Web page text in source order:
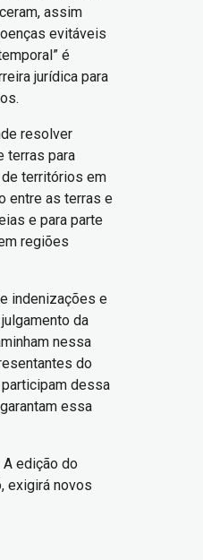
assim
evitáveis
é
jurídica para
resolver
terras para
territórios em
entre as terras e
e para parte
regiões
indenizações e
da
nessa
do
dessa
essa
edição do
exigirá novos